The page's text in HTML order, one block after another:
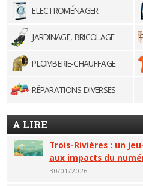
ELECTROMÉNAGER
JARDINAGE, BRICOLAGE
PLOMBERIE-CHAUFFAGE
RÉPARATIONS DIVERSES
A LIRE
Trois-Rivières : un
aux impacts du
30/01/2026